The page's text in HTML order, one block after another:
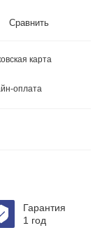
Сравнить
карта
оплата
Гарантия
1 год